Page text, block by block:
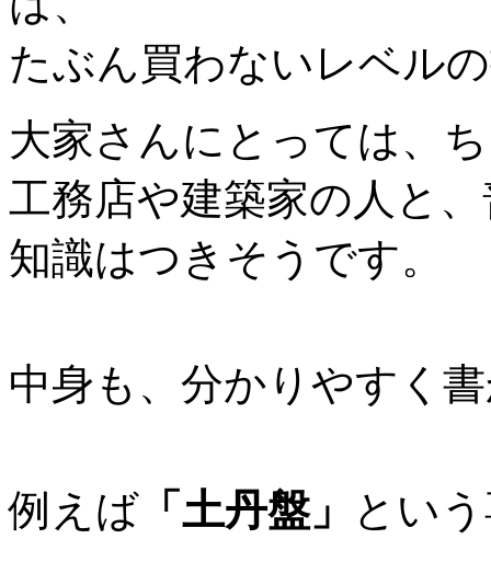
たぶん買わないレベル
大家さんにとっては、
工務店や建築家の人と
知識はつきそうです。
中身も、分かりやすく
例えば 「土丹盤」
とい